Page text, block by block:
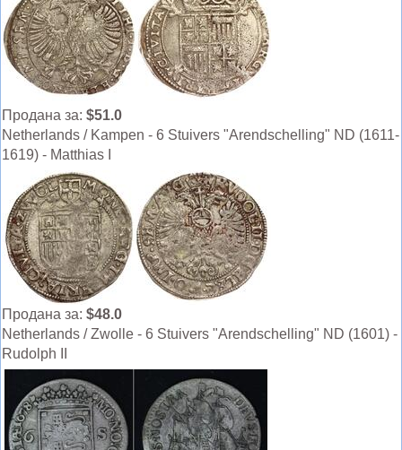
Продана за: $51.0
Netherlands / Kampen - 6 Stuivers "Arendschelling" ND (1611-
1619) - Matthias I
Продана за: $48.0
Netherlands / Zwolle - 6 Stuivers "Arendschelling" ND (1601) -
Rudolph II